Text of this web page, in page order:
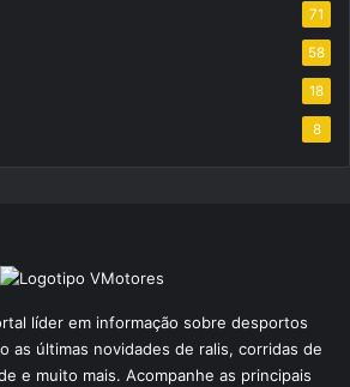
71
58
18
8
líder em informação sobre desportos
as últimas novidades de ralis, corridas de
e muito mais. Acompanhe as principais